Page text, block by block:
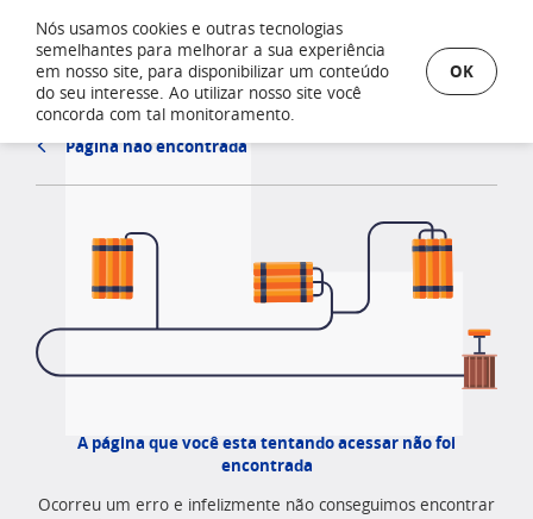
Página não encontrada
A página que você esta tentando acessar não foi
encontrada
Ocorreu um erro e infelizmente não conseguimos encontrar
Nós usamos cookies e outras tecnologias
semelhantes para melhorar a sua experiência
em nosso site, para disponibilizar um conteúdo
do seu interesse. Ao utilizar nosso site você
concorda com tal monitoramento.
OK